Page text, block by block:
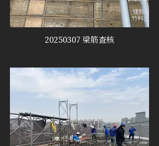
20250307 梁筋查核